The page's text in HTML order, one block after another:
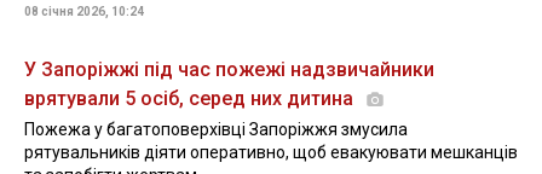
08 січня 2026, 10:24
У Запоріжжі під час пожежі надзвичайники
врятували 5 осіб, серед них дитина
Пожежа у багатоповерхівці Запоріжжя змусила
рятувальників діяти оперативно, щоб евакуювати мешканців